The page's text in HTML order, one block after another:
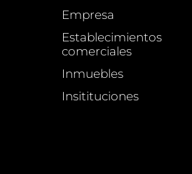
Empresa
Establecimientos
comerciales
Inmuebles
Insitituciones